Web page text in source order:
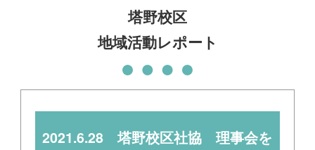
塔野校区
地域活動レポート
2021.6.28 塔野校区社協 理事会を